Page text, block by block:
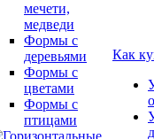
мечети,
медведи
Формы с
деревьями
Формы с
цветами
Формы с
птицами
Как